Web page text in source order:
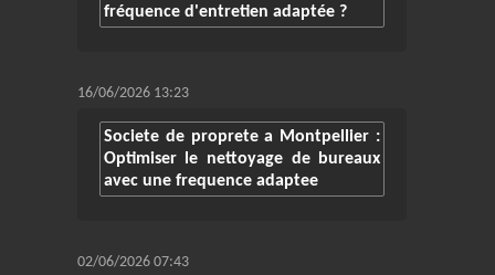
fréquence d'entretien adaptée ?
16/06/2026 13:23
Societe de proprete a Montpellier :
Optimiser le nettoyage de bureaux
avec une frequence adaptee
02/06/2026 07:43